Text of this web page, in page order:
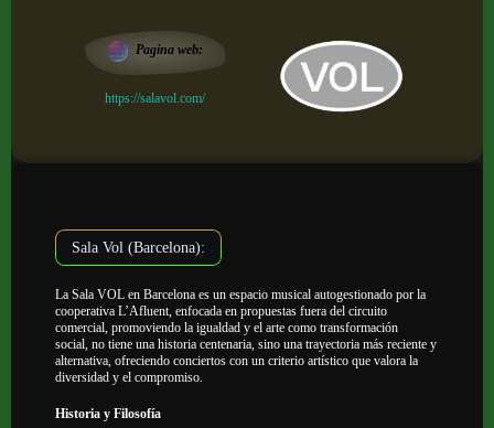
Pagina web:
https://salavol.com/
Sala Vol (Barcelona):
La Sala VOL en Barcelona es un espacio musical autogestionado por la
cooperativa L’Afluent, enfocada en propuestas fuera del circuito
comercial, promoviendo la igualdad y el arte como transformación
social, no tiene una historia centenaria, sino una trayectoria más reciente y
alternativa, ofreciendo conciertos con un criterio artístico que valora la
diversidad y el compromiso.
Historia y Filosofía